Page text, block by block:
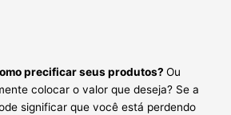
precificar seus produtos? Ou
colocar o valor que deseja? Se a
significar que você está perdendo